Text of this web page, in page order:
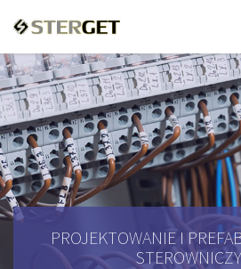
PROJEKTOWANIE I